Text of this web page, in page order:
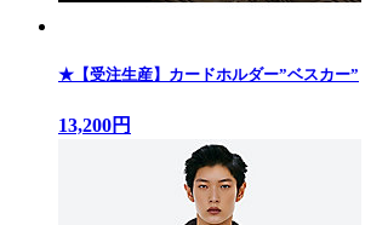
★【受注生産】カードホルダー”ベスカー”
13,200円